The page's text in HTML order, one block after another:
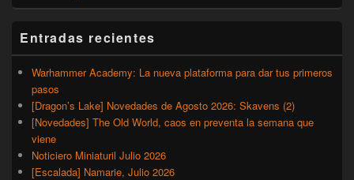
Entradas recientes
Warhammer Academy: La nueva plataforma para dar tus primeros
pasos
[Dragon’s Lake] Novedades de Agosto 2026: Skavens (2)
[Novedades] The Old World, caos en preventa la semana que
viene
Noticiero Miniaturil Julio 2026
[Escalada] Namarie, Julio 2026